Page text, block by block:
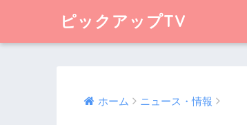
ピックアップTV
ホーム ニュース・情報